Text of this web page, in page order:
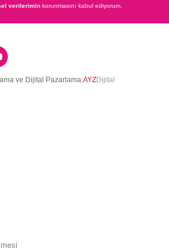
verilerimin korunmasını kabul ediyorum.
ve Dijital Pazarlama:AYZDijital